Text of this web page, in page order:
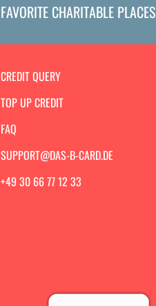
FAVORITE CHARITABLE PLACES
CREDIT QUERY
TOP UP CREDIT
FAQ
SUPPORT@DAS-B-CARD.DE
+49 30 66 77 12 33